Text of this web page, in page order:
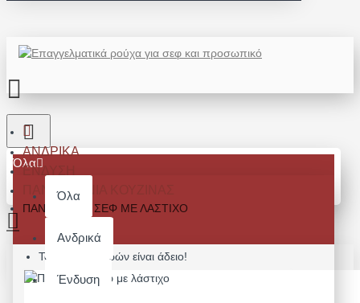
Όλα
Όλα
Ανδρικά
Ένδυση
Το καλάθι αγορών είναι άδειο!
ΑΝΔΡΙΚΆ
ΈΝΔΥΣΗ
ΠΑΝΤΕΛΌΝΙΑ ΚΟΥΖΊΝΑΣ
ΠΑΝΤΕΛΌΝΑ ΣΕΦ ΜΕ ΛΆΣΤΙΧΟ